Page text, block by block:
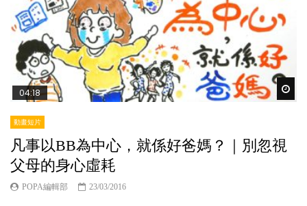
04:18
動畫短片
凡事以BB為中心，就係好爸媽？｜別忽視
父母的身心虛耗
POPA編輯部 23/03/2016